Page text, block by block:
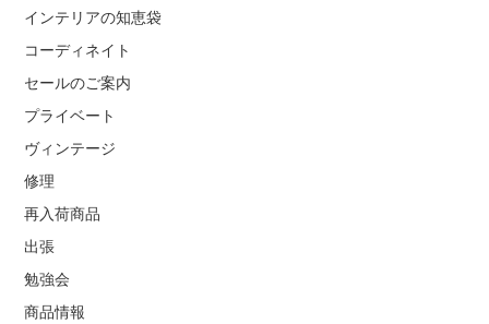
インテリアの知恵袋
コーディネイト
セールのご案内
プライベート
ヴィンテージ
修理
再入荷商品
出張
勉強会
商品情報